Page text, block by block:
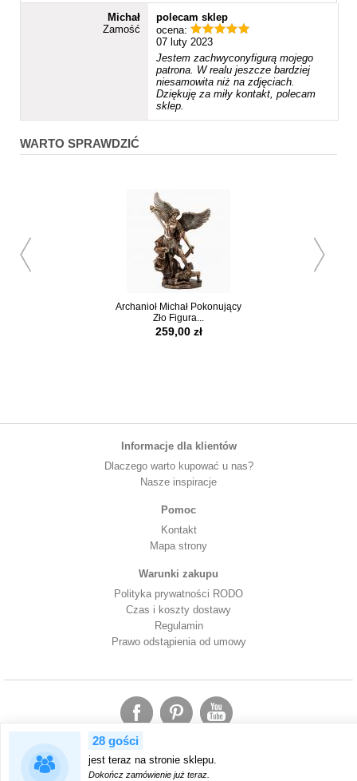
Michał
Zamość
polecam sklep
ocena:
07 luty 2023
Jestem zachwyconyfigurą mojego
patrona. W realu jeszcze bardziej
niesamowita niż na zdjęciach.
Dziękuję za miły kontakt, polecam
sklep.
WARTO SPRAWDZIĆ
Archanioł Michał Pokonujący
Zło Figura...
259,00 zł
Informacje dla klientów
Dlaczego warto kupować u nas?
Nasze inspiracje
Pomoc
Kontakt
Mapa strony
Warunki zakupu
Polityka prywatności RODO
Czas i koszty dostawy
Regulamin
Prawo odstąpienia od umowy
Korzystając ze sklepu ArtDecor24 wyrażasz zgodę na wykorzystanie przez nas plików
cookies. Pozwalają nam one zapewnić Ci wygodę podczas przeglądania naszego serwisu.
28 gości
jest teraz na stronie sklepu.
Dokończ zamówienie już teraz.